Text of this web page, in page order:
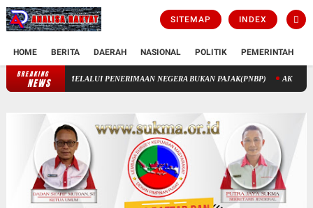
SITEMAP INDEX
HOME BERITA DAERAH NASIONAL POLITIK PEMERINTAH
BREAKING
NEWS JARGONISME PENGELOLAAN KEUANGAN STIK MELALUI